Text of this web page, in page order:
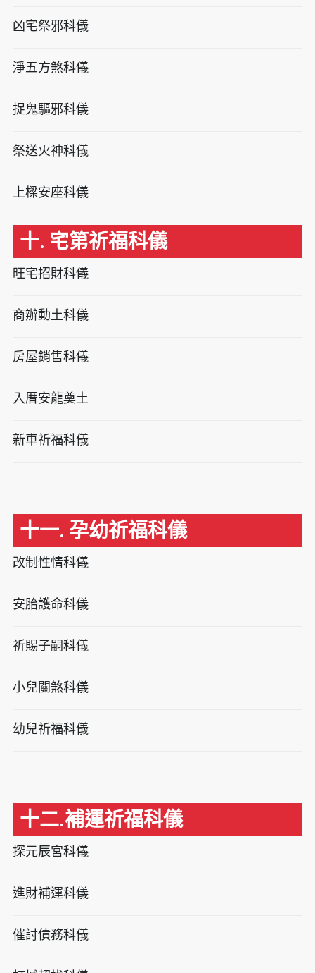
凶宅祭邪科儀
淨五方煞科儀
捉鬼驅邪科儀
祭送火神科儀
上樑安座科儀
十. 宅第祈福科儀
旺宅招財科儀
商辦動土科儀
房屋銷售科儀
入厝安龍奠土
新車祈福科儀
十一. 孕幼祈福科儀
改制性情科儀
安胎護命科儀
祈賜子嗣科儀
小兒關煞科儀
幼兒祈福科儀
十二.補運祈福科儀
探元辰宮科儀
進財補運科儀
催討債務科儀